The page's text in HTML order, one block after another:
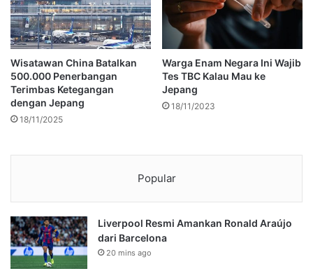
Wisatawan China Batalkan
500.000 Penerbangan
Terimbas Ketegangan
dengan Jepang
18/11/2025
Warga Enam Negara Ini Wajib
Tes TBC Kalau Mau ke
Jepang
18/11/2023
Popular
Liverpool Resmi Amankan Ronald Araújo
dari Barcelona
20 mins ago